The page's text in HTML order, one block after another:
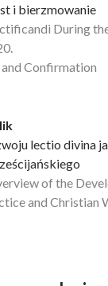
i bierzmowanie
During
Confirmation
lectio divina
of the
and Christian